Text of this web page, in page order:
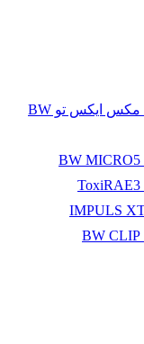
تعمیر و کالیبره دستگاه گازسنج مکس ایکس تو BW